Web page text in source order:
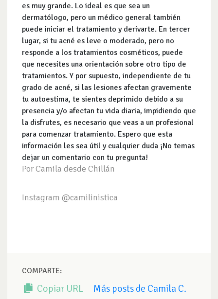
es muy grande. Lo ideal es que sea un
dermatólogo, pero un médico general también
puede iniciar el tratamiento y derivarte. En tercer
lugar, si tu acné es leve o moderado, pero no
responde a los tratamientos cosméticos, puede
que necesites una orientación sobre otro tipo de
tratamientos. Y por supuesto, independiente de tu
grado de acné, si las lesiones afectan gravemente
tu autoestima, te sientes deprimido debido a su
presencia y/o afectan tu vida diaria, impidiendo que
la disfrutes, es necesario que veas a un profesional
para comenzar tratamiento. Espero que esta
información les sea útil y cualquier duda ¡No temas
dejar un comentario con tu pregunta!
Por Camila desde Chillán
Instagram @camilinistica
COMPARTE:
Copiar URL Más posts de Camila C.